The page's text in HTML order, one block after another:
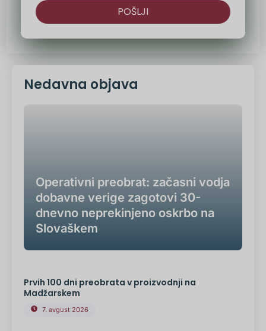
POŠLJI
Druga
možnost:
Nedavna objava
Operativni preobrat: začasni vodja
dobavne verige zagotovi 30-
dnevno neprekinjeno oskrbo na
Slovaškem
Prvih 100 dni preobrata v proizvodnji na
Madžarskem
7. avgust 2026